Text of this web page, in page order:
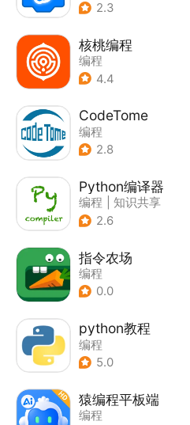
2.3
核桃编程
编程
4.4
CodeTome
编程
2.8
Python编译器
编程
知识共享
2.6
指令农场
编程
0.0
python教程
编程
5.0
猿编程平板端
编程